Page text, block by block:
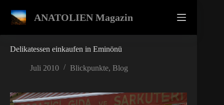
Inhalt
springen
ANATOLIEN Magazin
Delikatessen einkaufen in Eminönü
Juli 2010 Blickpunkte, Blog